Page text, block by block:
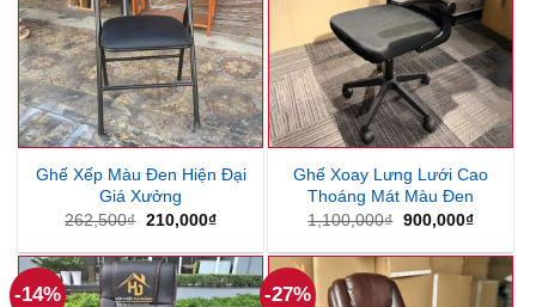
Ghế Xếp Màu Đen Hiện Đại
Giá Xưởng
262,500₫ Giá
là:
262,500₫.
210,000₫Giá
tại
là:
210,000₫.
Ghế Xoay Lưng Lưới Cao
Thoáng Mát Màu Đen
1,100,000₫ Giá
là:
1,100,000₫.
900,000₫Giá
tại
-14% -27%